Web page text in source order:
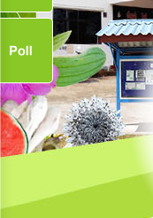
การ
เผย
ข้อมูล
สาธารณะ
OIT
การ
ปฏิสัมพันธ์